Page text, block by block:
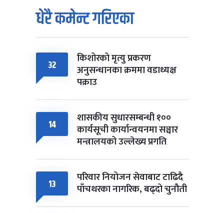
धेरै कमेन्ट गरिएका
32 किशोरको मृत्यु प्रकरण
अनुसन्धानका क्रममा वडाध्यक्ष
पक्राउ
14 शासकीय सुधारसम्बन्धी १००
कार्यसूची कार्यान्वयनमा सञ्चार
मन्त्रालयको उल्लेख्य प्रगति
13 परिवार नियोजन सेवाबाट टाढिदै
पाँचथरका नागरिक, बढ्दो चुनौती